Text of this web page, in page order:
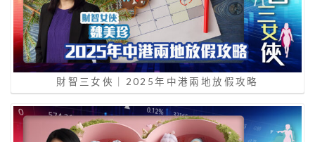
財智三女俠｜2025年中港兩地放假攻略